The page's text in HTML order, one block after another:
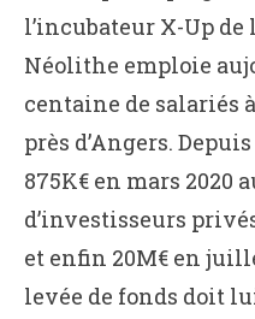
l’incubateur X-Up
Néolithe emploie
centaine de salariés
près d’Angers.
875K€ en mars 2020
d’investisseurs
et enfin 20M€ en
levée de fonds doit